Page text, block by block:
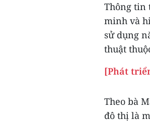
Thông tin
minh và
sử dụng
thuật
[Phát
Theo bà
đô thị là